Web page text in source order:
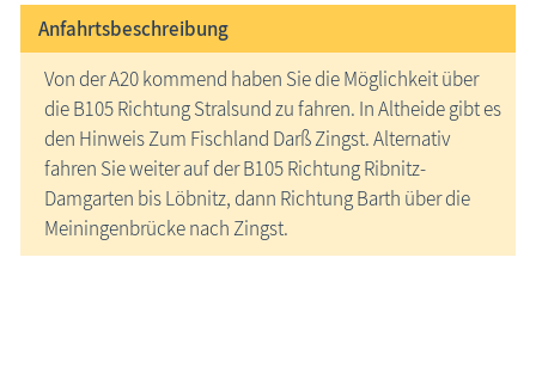
Anfahrtsbeschreibung
Von der A20 kommend haben Sie die Möglichkeit über
die B105 Richtung Stralsund zu fahren. In Altheide gibt es
den Hinweis Zum Fischland Darß Zingst. Alternativ
fahren Sie weiter auf der B105 Richtung Ribnitz-
Damgarten bis Löbnitz, dann Richtung Barth über die
Meiningenbrücke nach Zingst.